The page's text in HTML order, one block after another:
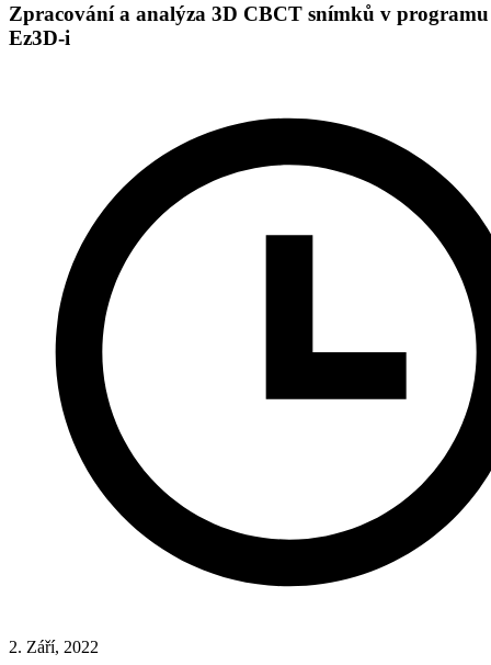
Zpracování a analýza 3D CBCT snímků v programu
Ez3D-i
2. Září, 2022